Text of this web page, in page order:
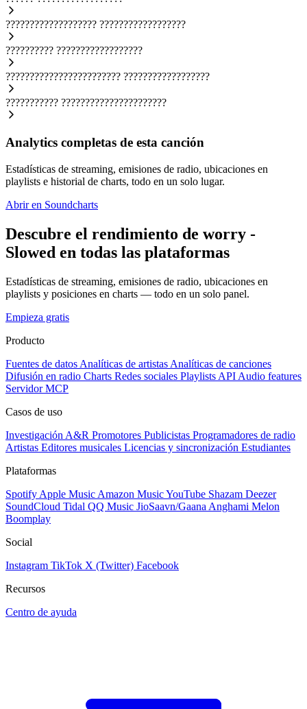
??????????????????? ??????????????????
?????????? ??????????????????
???????????????????????? ??????????????????
??????????? ??????????????????????
Analytics completas de esta canción
Estadísticas de streaming, emisiones de radio, ubicaciones en
playlists e historial de charts, todo en un solo lugar.
Abrir en Soundcharts
Descubre el rendimiento de worry -
Slowed en todas las plataformas
Estadísticas de streaming, emisiones de radio, ubicaciones en
playlists y posiciones en charts — todo en un solo panel.
Empieza gratis
Producto
Fuentes de datos Analíticas de artistas Analíticas de canciones
Difusión en radio Charts Redes sociales Playlists API Audio features
Servidor MCP
Casos de uso
Investigación A&R Promotores Publicistas Programadores de radio
Artistas Editores musicales Licencias y sincronización Estudiantes
Plataformas
Spotify Apple Music Amazon MusicYouTube Shazam Deezer
SoundCloud Tidal QQ Music JioSaavn/Gaana Anghami Melon
Boomplay
Social
Instagram TikTok X (Twitter) Facebook
Recursos
Centro de ayuda